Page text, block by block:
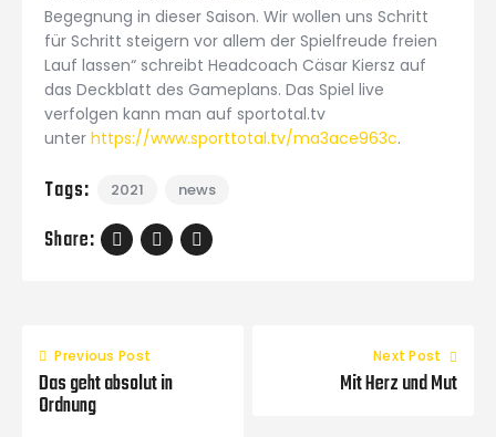
Begegnung in dieser Saison. Wir wollen uns Schritt
für Schritt steigern vor allem der Spielfreude freien
Lauf lassen“ schreibt Headcoach Cäsar Kiersz auf
das Deckblatt des Gameplans. Das Spiel live
verfolgen kann man auf sportotal.tv
unter https://www.sporttotal.tv/ma3ace963c.
Tags: 2021 news
Share:
Previous Post
Das geht absolut in
Ordnung
Next Post
Mit Herz und Mut